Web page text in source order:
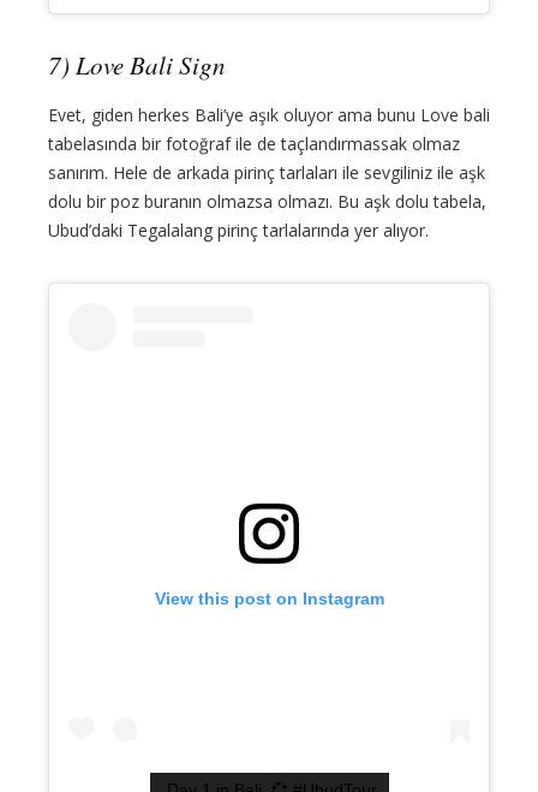
7) Love Bali Sign
Evet, giden herkes Bali’ye aşık oluyor ama bunu Love bali
tabelasında bir fotoğraf ile de taçlandırmassak olmaz
sanırım. Hele de arkada pirinç tarlaları ile sevgiliniz ile aşk
dolu bir poz buranın olmazsa olmazı. Bu aşk dolu tabela,
Ubud’daki Tegalalang pirinç tarlalarında yer alıyor.
View this post on Instagram